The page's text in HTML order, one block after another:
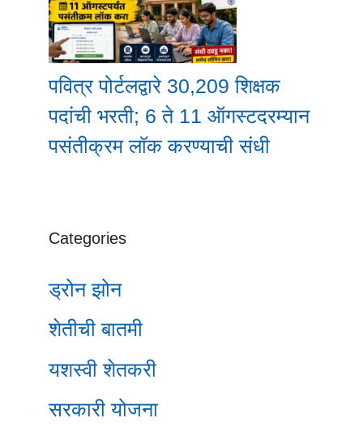
पवित्र पोर्टलद्वारे 30,209 शिक्षक
पदांची भरती; 6 ते 11 ऑगस्टदरम्यान
पसंतीक्रम लॉक करण्याची संधी
Categories
ड्रोन झोन
शेतीची बातमी
यशस्वी शेतकरी
सरकारी योजना